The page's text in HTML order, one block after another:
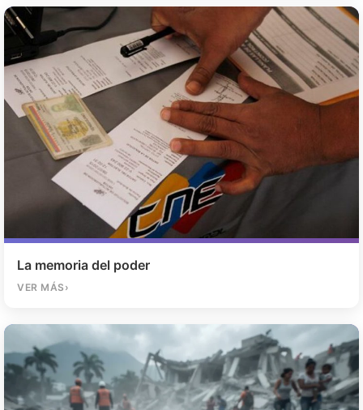
La memoria del poder
VER MÁS ›